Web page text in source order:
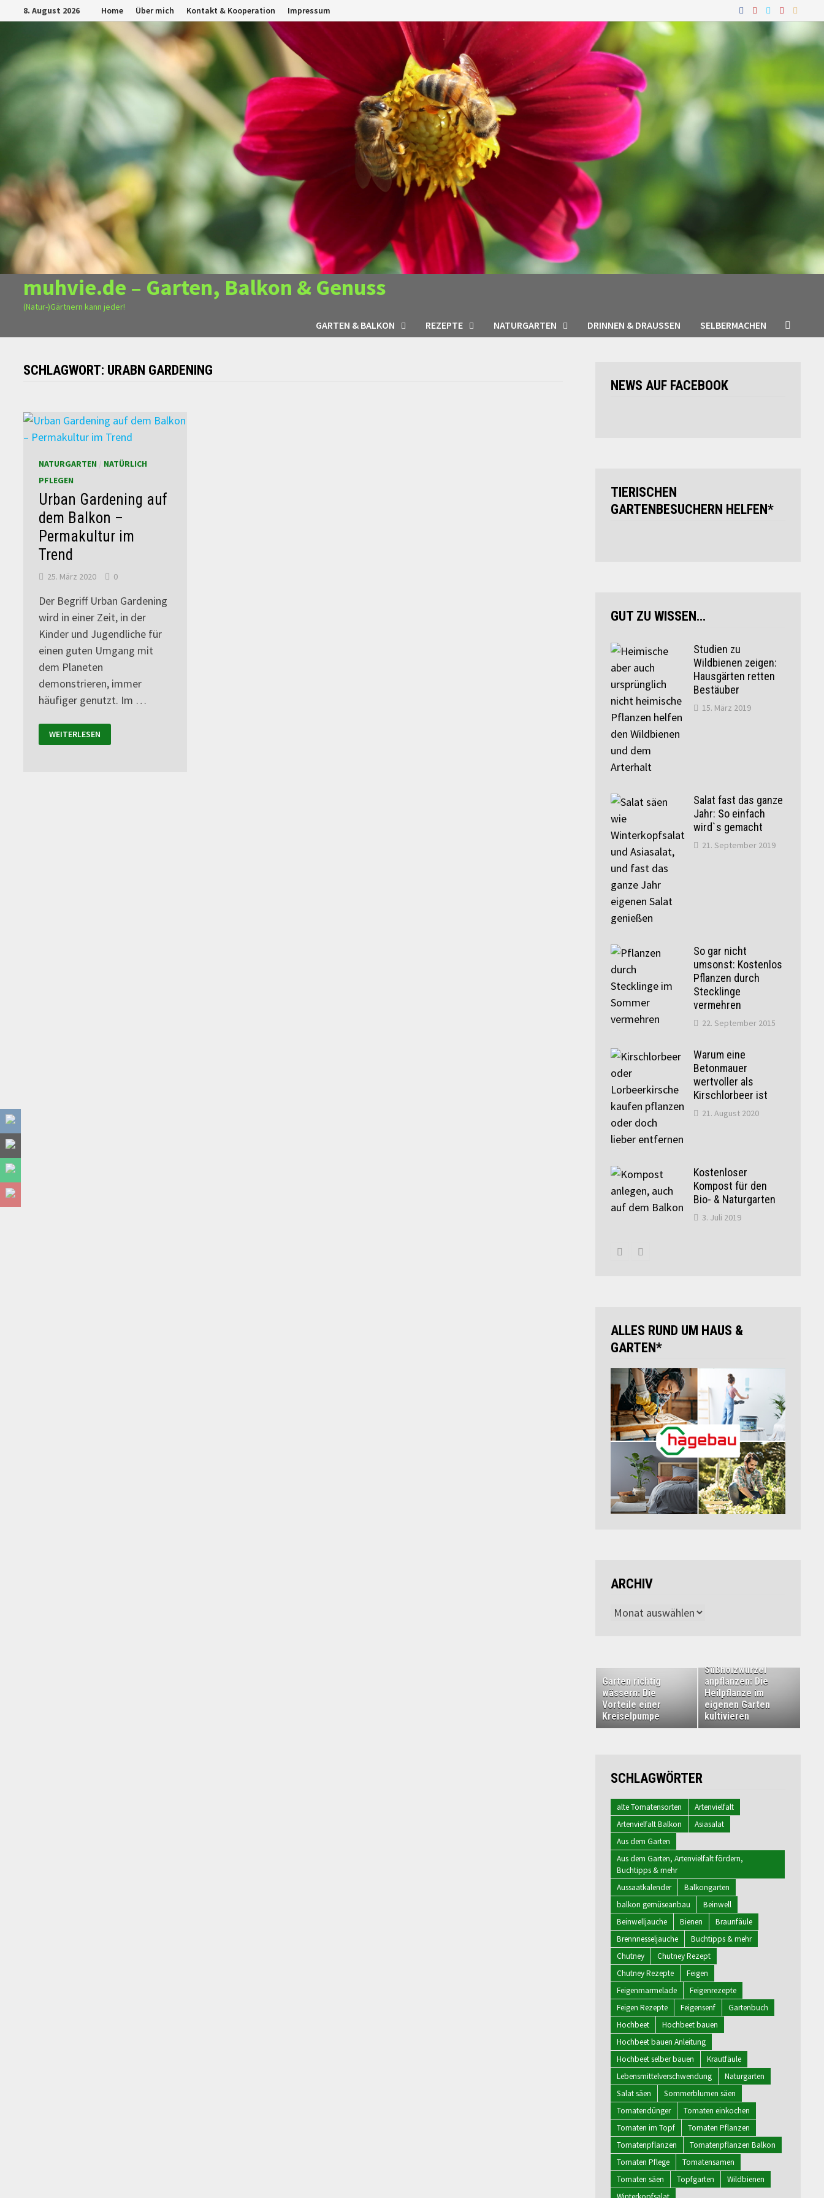
Zurück
zum
8. August 2026 Home Über mich Kontakt & Kooperation Impressum
muhvie.de – Garten, Balkon & Genuss
(Natur-)Gärtnern kann jeder!
GARTEN & BALKON REZEPTE NATURGARTEN DRINNEN & DRAUSSEN SELBERMACHEN
SCHLAGWORT: URABN GARDENING
NATURGARTEN
NATÜRLICH
PFLEGEN
Urban Gardening auf
dem Balkon –
Permakultur im
Trend
25. März 2020 0
Der Begriff Urban Gardening
wird in einer Zeit, in der
Kinder und Jugendliche für
einen guten Umgang mit
dem Planeten
demonstrieren, immer
häufiger genutzt. Im …
WEITERLESEN
NEWS AUF FACEBOOK
TIERISCHEN
GARTENBESUCHERN HELFEN*
GUT ZU WISSEN…
Studien zu
Wildbienen zeigen:
Hausgärten retten
Bestäuber
15. März 2019
Salat fast das ganze
Jahr: So einfach
wird`s gemacht
21. September 2019
So gar nicht
umsonst: Kostenlos
Pflanzen durch
Stecklinge
vermehren
22. September 2015
Warum eine
Betonmauer
wertvoller als
Kirschlorbeer ist
21. August 2020
Kostenloser
Kompost für den
Bio- & Naturgarten
3. Juli 2019
ALLES RUND UM HAUS &
GARTEN*
ARCHIV
Archiv
Garten richtig
wässern: Die
Vorteile einer
Kreiselpumpe
Süßholzwurzel
anpflanzen: Die
Heilpflanze im
eigenen Garten
kultivieren
SCHLAGWÖRTER
alte Tomatensorten
Artenvielfalt
Artenvielfalt Balkon
Asiasalat
Aus dem Garten
Aus dem Garten, Artenvielfalt fördern,
Buchtipps & mehr
Aussaatkalender
Balkongarten
balkon gemüseanbau
Beinwell
Beinwelljauche
Bienen
Braunfäule
Brennnesseljauche
Buchtipps & mehr
Chutney
Chutney Rezept
Chutney Rezepte
Feigen
Feigenmarmelade
Feigenrezepte
Feigen Rezepte
Feigensenf
Gartenbuch
Hochbeet
Hochbeet bauen
Hochbeet bauen Anleitung
Hochbeet selber bauen
Krautfäule
Lebensmittelverschwendung
Naturgarten
Salat säen
Sommerblumen säen
Tomatendünger
Tomaten einkochen
Tomaten im Topf
Tomaten Pflanzen
Tomatenpflanzen
Tomatenpflanzen Balkon
Tomaten Pflege
Tomatensamen
Tomaten säen
Topfgarten
Wildbienen